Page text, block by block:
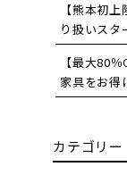
【熊本初
り扱いスタ
【最大80
家具をお得
カテゴリー